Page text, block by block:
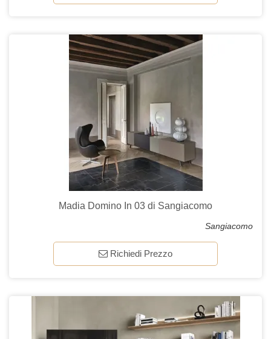
Madia Domino In 03 di Sangiacomo
Sangiacomo
Richiedi Prezzo